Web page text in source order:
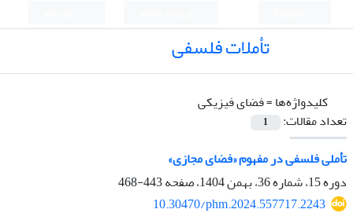
تأملات فلسفی
کلیدواژه‌ها =فضای فیزیکی
تعداد مقالات:
1
تأملی فلسفی در مفهوم «فضای مجازی»
دوره 15، شماره 36، بهمن 1404، صفحه
443-468
10.30470/phm.2024.557717.2243